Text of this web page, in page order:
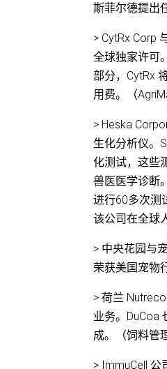
斯菲尔德提出
> CytRx Corp
全球独家许可
部分，CytRx
用费。（
> Heska
生化分析仪。
化测试，这些
兽医医学诊断
进行60多次测
该公司在全球
> 中央花园与
荣获美国宠物
> 荷兰
业务。DuCoa
成。（饲料管
> ImmuCell